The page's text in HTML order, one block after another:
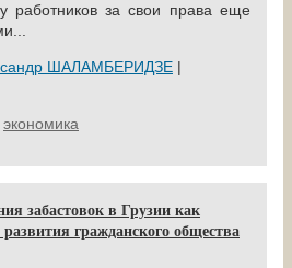
работников за свои права еще
ШАЛАМБЕРИДЗЕ |
экономика
забастовок в Грузии как
гражданского общества